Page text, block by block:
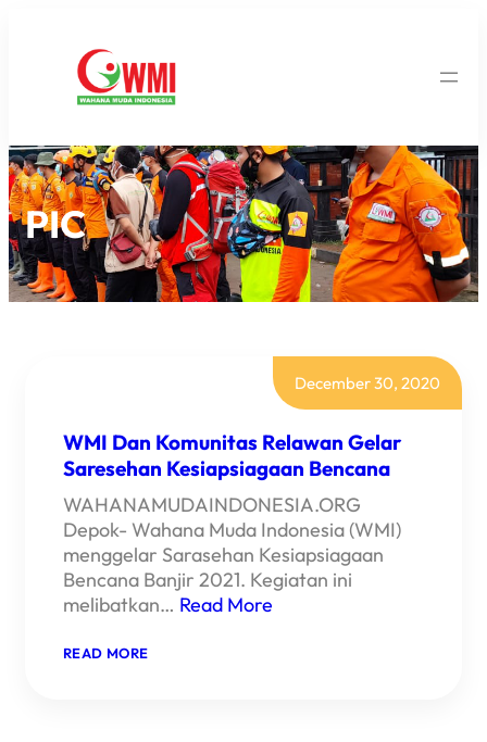
PIC
December 30, 2020
WMI Dan Komunitas Relawan Gelar
Saresehan Kesiapsiagaan Bencana
WAHANAMUDAINDONESIA.ORG
Depok- Wahana Muda Indonesia (WMI)
menggelar Sarasehan Kesiapsiagaan
Bencana Banjir 2021. Kegiatan ini
melibatkan… Read More
READ MORE: